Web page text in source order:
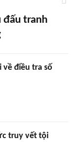
đấu tranh
về điều tra số
truy vết tội